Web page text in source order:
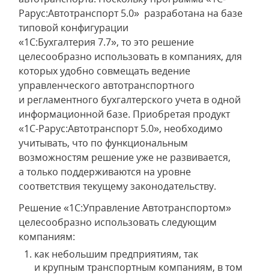
Рарус:Автотранспорт 5.0» разработана на базе
типовой конфигурации
«1С:Бухгалтерия 7.7», то это решение
целесообразно использовать в компаниях, для
которых удобно совмещать ведение
управленческого автотранспортного
и регламентного бухгалтерского учета в одной
информационной базе. Приобретая продукт
«1С-Рарус:Автотранспорт 5.0», необходимо
учитывать, что по функциональным
возможностям решение уже не развивается,
а только поддерживаются на уровне
соответствия текущему законодательству.
Решение «1С:Управление Автотранспортом»
целесообразно использовать следующим
компаниям:
как небольшим предприятиям, так
и крупным транспортным компаниям, в том